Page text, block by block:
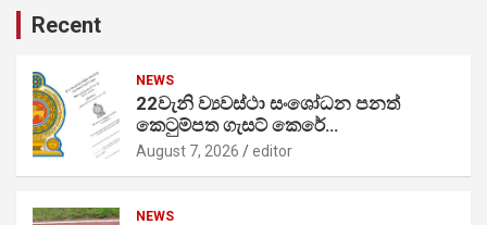
Recent
NEWS
22වැනි ව්‍යවස්ථා සංශෝධන පනත්
කෙටුම්පත ගැසට් කෙරේ…
August 7, 2026 editor
NEWS